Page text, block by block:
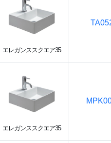
エレガンススクエア35
エレガンススクエア35